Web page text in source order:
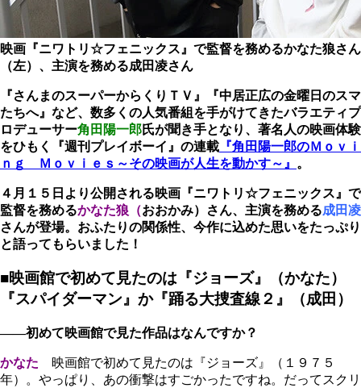
映画『ニワトリ☆フェニックス』で監督を務めるかなた狼さん
（左）、主演を務める成田凌さん
『さんまのスーパーからくりＴＶ』『中居正広の金曜日のスマ
たちへ』など、数多くの人気番組を手がけてきたバラエティプ
ロデューサー角田陽一郎氏が聞き手となり、著名人の映画体験
をひもく『週刊プレイボーイ』の連載 『角田陽一郎のＭｏｖｉ
ｎｇ Ｍｏｖｉｅｓ～その映画が人生を動かす～』 。
４月１５日より公開される映画『ニワトリ☆フェニックス』で
監督を務めるかなた狼（おおかみ）さん、主演を務める成田凌
さんが登場。おふたりの関係性、今作に込めた思いをたっぷり
と語ってもらいました！
■映画館で初めて見たのは『ジョーズ』（かなた）
『スパイダーマン』か『踊る大捜査線２』（成田）
――初めて映画館で見た作品はなんですか？
かなた 映画館で初めて見たのは『ジョーズ』（１９７５
年）。やっぱり、あの衝撃はすごかったですね。だってスクリ